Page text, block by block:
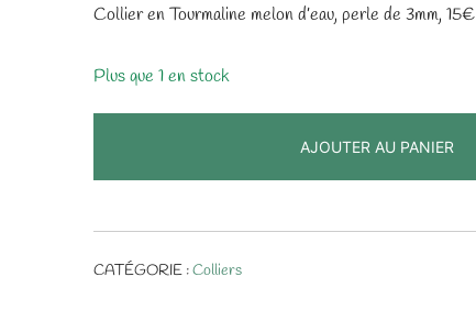
Collier en Tourmaline melon d’eau, perle de 3mm, 15€
Plus que 1 en stock
AJOUTER AU PANIER
CATÉGORIE :Colliers